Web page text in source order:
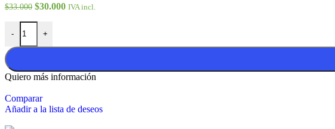
$33.000 $30.000 IVA incl.
- +
Quiero más información
Comparar
Añadir a la lista de deseos